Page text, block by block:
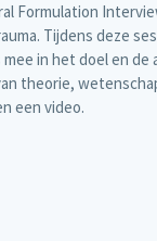
Formulation
Tijdens deze
in het doel en de
theorie,
een video.